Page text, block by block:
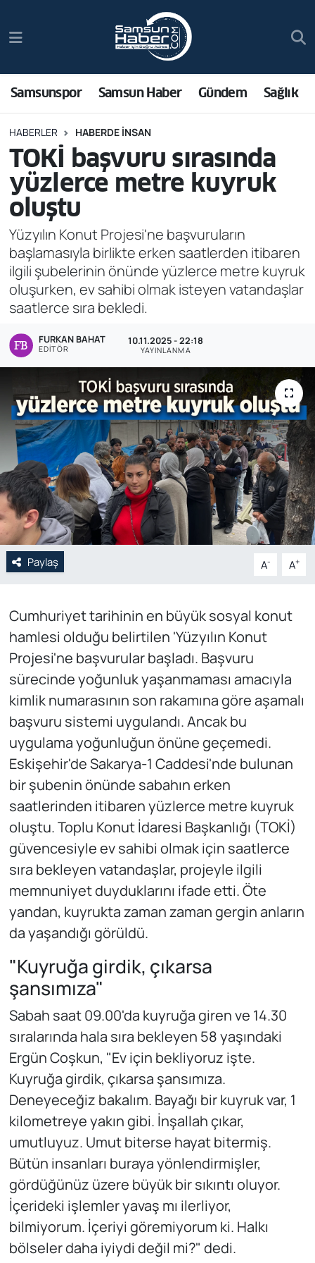
Samsunspor Samsun Haber Gündem Sağlık
HABERLER HABERDE INSAN
TOKİ başvuru sırasında
yüzlerce metre kuyruk
oluştu
Yüzyılın Konut Projesi'ne başvuruların
başlamasıyla birlikte erken saatlerden itibaren
ilgili şubelerinin önünde yüzlerce metre kuyruk
oluşurken, ev sahibi olmak isteyen vatandaşlar
saatlerce sıra bekledi.
FURKAN BAHAT
EDITÖR
10.11.2025 - 22:18
YAYINLANMA
Paylaş A- A+
Cumhuriyet tarihinin en büyük sosyal konut
hamlesi olduğu belirtilen 'Yüzyılın Konut
Projesi'ne başvurular başladı. Başvuru
sürecinde yoğunluk yaşanmaması amacıyla
kimlik numarasının son rakamına göre aşamalı
başvuru sistemi uygulandı. Ancak bu
uygulama yoğunluğun önüne geçemedi.
Eskişehir'de Sakarya-1 Caddesi'nde bulunan
bir şubenin önünde sabahın erken
saatlerinden itibaren yüzlerce metre kuyruk
oluştu. Toplu Konut İdaresi Başkanlığı (TOKİ)
güvencesiyle ev sahibi olmak için saatlerce
sıra bekleyen vatandaşlar, projeyle ilgili
memnuniyet duyduklarını ifade etti. Öte
yandan, kuyrukta zaman zaman gergin anların
da yaşandığı görüldü.
"Kuyruğa girdik, çıkarsa
şansımıza"
Sabah saat 09.00'da kuyruğa giren ve 14.30
sıralarında hala sıra bekleyen 58 yaşındaki
Ergün Coşkun, "Ev için bekliyoruz işte.
Kuyruğa girdik, çıkarsa şansımıza.
Deneyeceğiz bakalım. Bayağı bir kuyruk var, 1
kilometreye yakın gibi. İnşallah çıkar,
umutluyuz. Umut biterse hayat bitermiş.
Bütün insanları buraya yönlendirmişler,
gördüğünüz üzere büyük bir sıkıntı oluyor.
İçerideki işlemler yavaş mı ilerliyor,
bilmiyorum. İçeriyi göremiyorum ki. Halkı
bölseler daha iyiydi değil mi?" dedi.
Samsun Haber
Sağlık
Asayiş
Bilim ve Teknoloji
Bölge
Dünya
Ekonomi
Genel
Gündem
Özel Haber
POLİTİKA
Siyaset
Spor
Web Tv
Trafik Durumu
Süper Lig Puan Durumu ve Fikstür
Tüm Manşetler
Son Dakika Haberleri
Haber Arşivi